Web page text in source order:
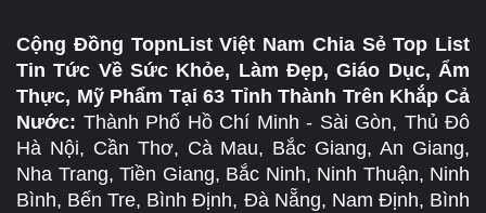
Cộng Đồng TopnList Việt Nam Chia Sẻ Top List
Tin Tức Về Sức Khỏe, Làm Đẹp, Giáo Dục, Ẩm
Thực, Mỹ Phẩm Tại 63 Tỉnh Thành Trên Khắp Cả
Nước: Thành Phố Hồ Chí Minh - Sài Gòn, Thủ Đô
Hà Nội, Cần Thơ, Cà Mau, Bắc Giang, An Giang,
Nha Trang, Tiền Giang, Bắc Ninh, Ninh Thuận, Ninh
Bình, Bến Tre, Bình Định, Đà Nẵng, Nam Định, Bình